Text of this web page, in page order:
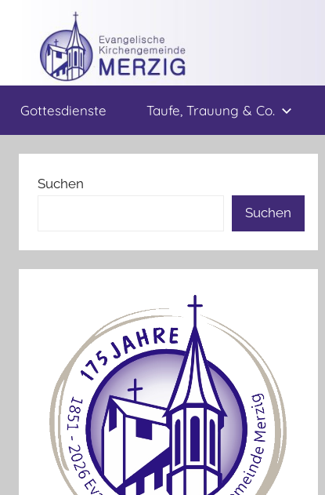
springen
Ev.
Kirchengemeinde
Merzig
Gottesdienste Taufe, Trauung & Co.
Suchen
Suchen